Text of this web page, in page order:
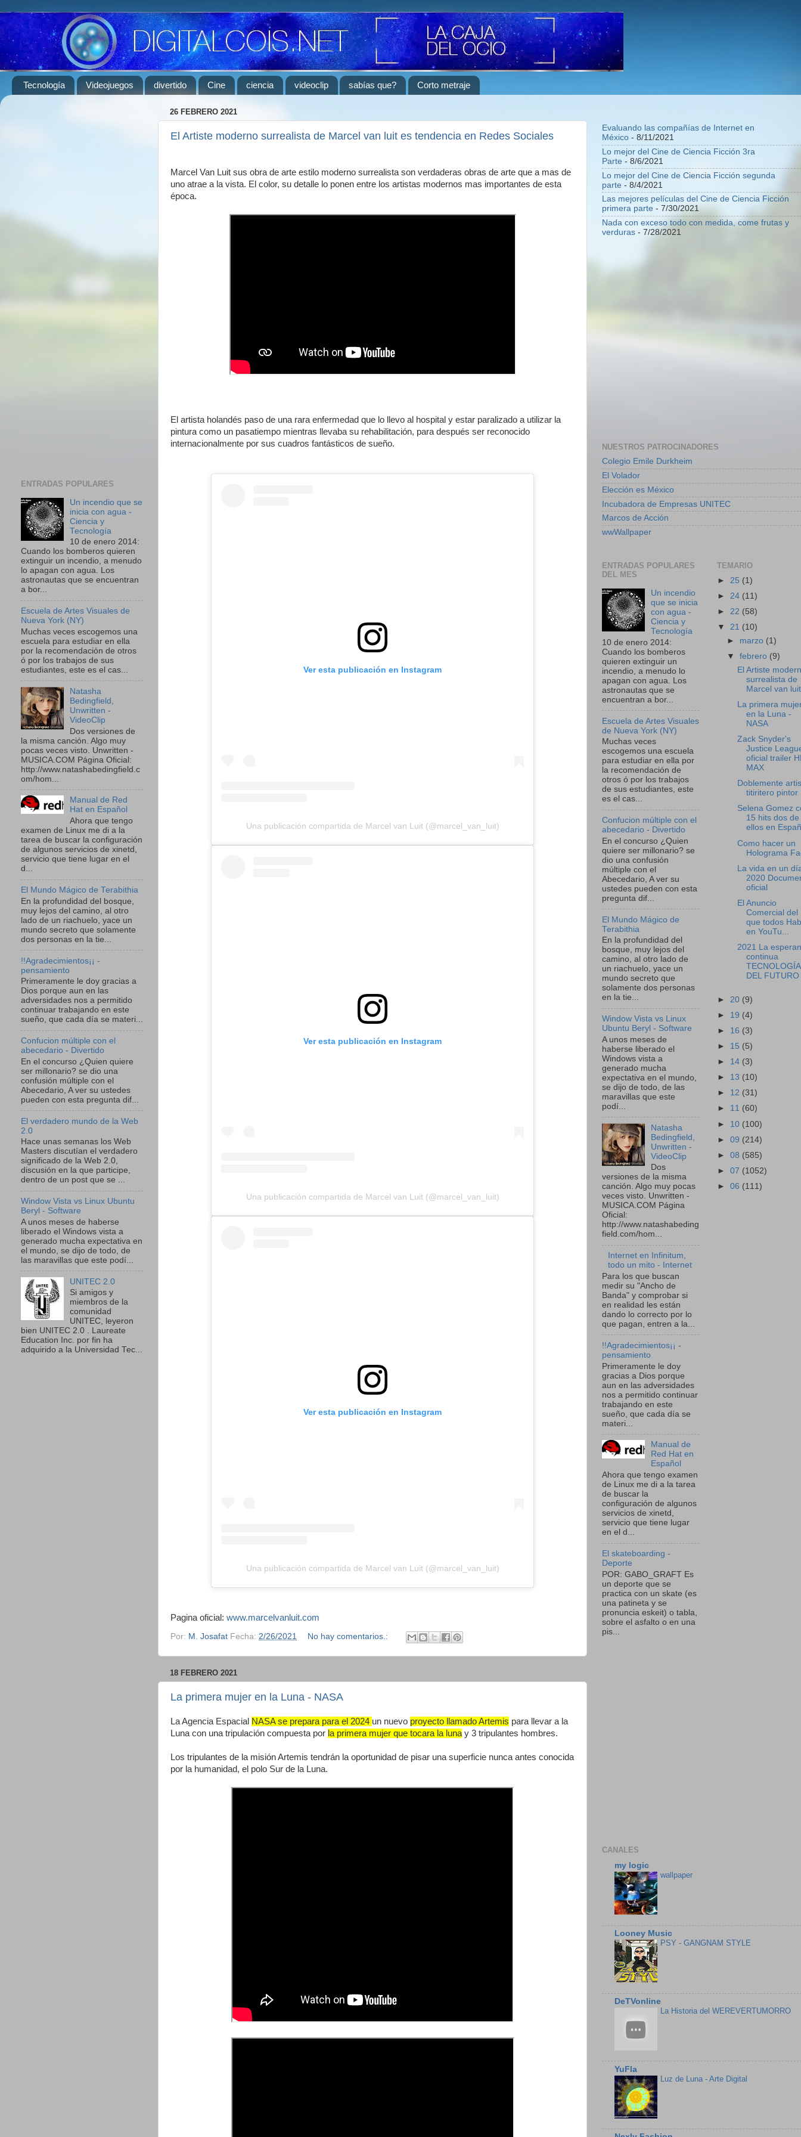
Tecnología Videojuegos divertido Cine ciencia videoclip sabías que? Corto metraje
26 FEBRERO 2021
El Artiste moderno surrealista de Marcel van luit es tendencia en Redes Sociales
Marcel Van Luit sus obra de arte estilo moderno surrealista son verdaderas obras de arte que a mas de
uno atrae a la vista. El color, su detalle lo ponen entre los artistas modernos mas importantes de esta
época.
El artista holandés paso de una rara enfermedad que lo llevo al hospital y estar paralizado a utilizar la
pintura como un pasatiempo mientras llevaba su rehabilitación, para después ser reconocido
internacionalmente por sus cuadros fantásticos de sueño.
Ver esta publicación en Instagram
Una publicación compartida de Marcel van Luit (@marcel_van_luit)
Ver esta publicación en Instagram
Una publicación compartida de Marcel van Luit (@marcel_van_luit)
Ver esta publicación en Instagram
Una publicación compartida de Marcel van Luit (@marcel_van_luit)
Pagina oficial: www.marcelvanluit.com
Por: M. Josafat Fecha: 2/26/2021 No hay comentarios.:
18 FEBRERO 2021
La primera mujer en la Luna - NASA
La Agencia Espacial NASA se prepara para el 2024 un nuevo proyecto llamado Artemis para llevar a la
Luna con una tripulación compuesta por la primera mujer que tocara la luna y 3 tripulantes hombres.
Los tripulantes de la misión Artemis tendrán la oportunidad de pisar una superficie nunca antes conocida
por la humanidad, el polo Sur de la Luna.
ENTRADAS POPULARES
Un incendio que se
inicia con agua -
Ciencia y
Tecnología
10 de enero 2014:
Cuando los bomberos quieren
extinguir un incendio, a menudo
lo apagan con agua. Los
astronautas que se encuentran
a bor...
Escuela de Artes Visuales de
Nueva York (NY)
Muchas veces escogemos una
escuela para estudiar en ella
por la recomendación de otros
ó por los trabajos de sus
estudiantes, este es el cas...
Natasha
Bedingfield,
Unwritten -
VideoClip
Dos versiones de
la misma canción. Algo muy
pocas veces visto. Unwritten -
MUSICA.COM Página Oficial:
http://www.natashabedingfield.c
om/hom...
Manual de Red
Hat en Español
Ahora que tengo
examen de Linux me di a la
tarea de buscar la configuración
de algunos servicios de xinetd,
servicio que tiene lugar en el
d...
El Mundo Mágico de Terabithia
En la profundidad del bosque,
muy lejos del camino, al otro
lado de un riachuelo, yace un
mundo secreto que solamente
dos personas en la tie...
!!Agradecimientos¡¡ -
pensamiento
Primeramente le doy gracias a
Dios porque aun en las
adversidades nos a permitido
continuar trabajando en este
sueño, que cada día se materi...
Confucion múltiple con el
abecedario - Divertido
En el concurso ¿Quien quiere
ser millonario? se dio una
confusión múltiple con el
Abecedario, A ver su ustedes
pueden con esta pregunta dif...
El verdadero mundo de la Web
2.0
Hace unas semanas los Web
Masters discutían el verdadero
significado de la Web 2.0,
discusión en la que participe,
dentro de un post que se ...
Window Vista vs Linux Ubuntu
Beryl - Software
A unos meses de haberse
liberado el Windows vista a
generado mucha expectativa en
el mundo, se dijo de todo, de
las maravillas que este podí...
UNITEC 2.0
Si amigos y
miembros de la
comunidad
UNITEC, leyeron
bien UNITEC 2.0 . Laureate
Education Inc. por fin ha
adquirido a la Universidad Tec...
Evaluando las compañías de Internet en
México - 8/11/2021
Lo mejor del Cine de Ciencia Ficción 3ra
Parte - 8/6/2021
Lo mejor del Cine de Ciencia Ficción segunda
parte - 8/4/2021
Las mejores películas del Cine de Ciencia Ficción
primera parte - 7/30/2021
Nada con exceso todo con medida, come frutas y
verduras - 7/28/2021
NUESTROS PATROCINADORES
Colegio Emile Durkheim
El Volador
Elección es México
Incubadora de Empresas UNITEC
Marcos de Acción
wwWallpaper
ENTRADAS POPULARES
DEL MES
Un incendio
que se inicia
con agua -
Ciencia y
Tecnología
10 de enero 2014:
Cuando los bomberos
quieren extinguir un
incendio, a menudo lo
apagan con agua. Los
astronautas que se
encuentran a bor...
Escuela de Artes Visuales
de Nueva York (NY)
Muchas veces
escogemos una escuela
para estudiar en ella por
la recomendación de
otros ó por los trabajos
de sus estudiantes, este
es el cas...
Confucion múltiple con el
abecedario - Divertido
En el concurso ¿Quien
quiere ser millonario? se
dio una confusión
múltiple con el
Abecedario, A ver su
ustedes pueden con esta
pregunta dif...
El Mundo Mágico de
Terabithia
En la profundidad del
bosque, muy lejos del
camino, al otro lado de
un riachuelo, yace un
mundo secreto que
solamente dos personas
en la tie...
Window Vista vs Linux
Ubuntu Beryl - Software
A unos meses de
haberse liberado el
Windows vista a
generado mucha
expectativa en el mundo,
se dijo de todo, de las
maravillas que este
podí...
Natasha
Bedingfield,
Unwritten -
VideoClip
Dos
versiones de la misma
canción. Algo muy pocas
veces visto. Unwritten -
MUSICA.COM Página
Oficial:
http://www.natashabeding
field.com/hom...
Internet en Infinitum,
todo un mito - Internet
Para los que buscan
medir su "Ancho de
Banda" y comprobar si
en realidad les están
dando lo correcto por lo
que pagan, entren a la...
!!Agradecimientos¡¡ -
pensamiento
Primeramente le doy
gracias a Dios porque
aun en las adversidades
nos a permitido continuar
trabajando en este
sueño, que cada día se
materi...
Manual de
Red Hat en
Español
Ahora que tengo examen
de Linux me di a la tarea
de buscar la
configuración de algunos
servicios de xinetd,
servicio que tiene lugar
en el d...
El skateboarding -
Deporte
POR: GABO_GRAFT Es
un deporte que se
practica con un skate (es
una patineta y se
pronuncia eskeit) o tabla,
sobre el asfalto o en una
pis...
TEMARIO
► 25 (1)
► 24 (11)
► 22 (58)
▼ 21 (10)
► marzo (1)
▼febrero (9)
El Artiste
surrealista de
Marcel van
La primera
en la Luna -
NASA
Zack Snyder's
Justice
oficial trailer
MAX
Doblemente
titiritero pintor
Selena Gomez
15 hits dos de
ellos en
Como hacer un
Holograma
La vida en un
2020
oficial
El Anuncio
Comercial del
que todos
en YouTu...
2021 La
continua
TECNOLOGÍA
DEL FUTURO
► 20 (9)
► 19 (4)
► 16 (3)
► 15 (5)
► 14 (3)
► 13 (10)
► 12 (31)
► 11 (60)
► 10 (100)
► 09 (214)
► 08 (585)
► 07 (1052)
► 06 (111)
CANALES
my logic
wallpaper
Looney Music
PSY - GANGNAM STYLE
DeTVonline
La Historia del WEREVERTUMORRO
YuFla
Luz de Luna - Arte Digital